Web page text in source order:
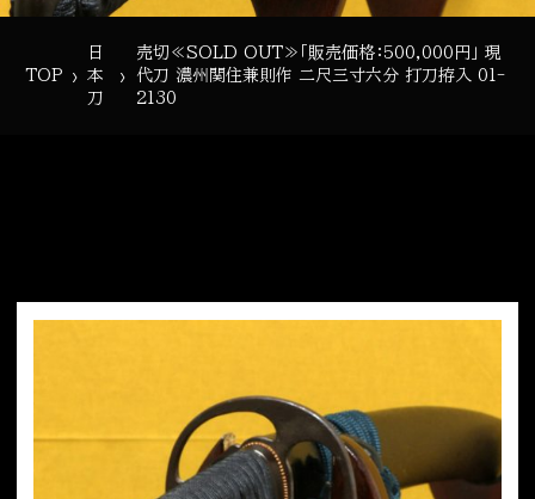
TOP ›
日
本
刀
›
売切≪SOLD OUT≫「販売価格：500,000円」 現
代刀 濃州関住兼則作 二尺三寸六分 打刀拵入 01-
2130